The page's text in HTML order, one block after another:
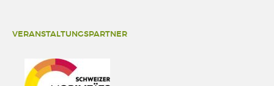
VERANSTALTUNGSPARTNER